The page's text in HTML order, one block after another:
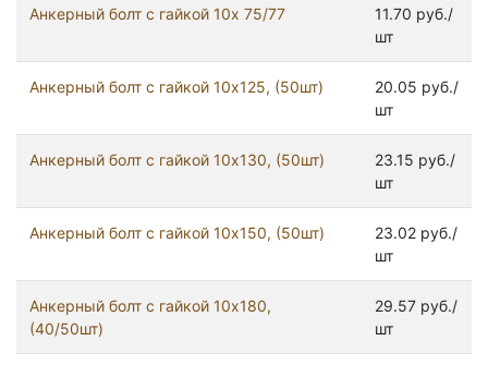
Анкерный болт с гайкой 10x 75/77
11.70 руб./
шт
Анкерный болт с гайкой 10x125, (50шт)
20.05 руб./
шт
Анкерный болт с гайкой 10x130, (50шт)
23.15 руб./
шт
Анкерный болт с гайкой 10x150, (50шт)
23.02 руб./
шт
Анкерный болт с гайкой 10x180,
(40/50шт)
29.57 руб./
шт